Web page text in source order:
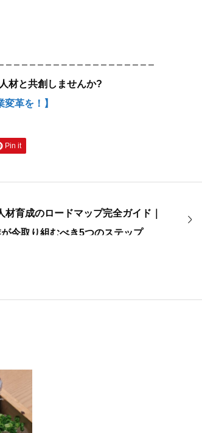
– – – – – – – – – – – – – – – – – – –
材と共創しませんか?
革を！】
Pin it
材育成のロードマップ完全ガイド｜
今取り組むべき5つのステップ